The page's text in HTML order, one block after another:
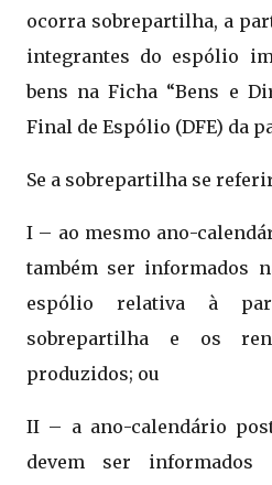
ocorra sobrepartilha, a
integrantes do espólio
bens na Ficha “Bens e
Final de Espólio (DFE) da
Se a sobrepartilha se
I – ao mesmo ano-
também ser informados
espólio relativa à
sobrepartilha e os
produzidos; ou
II – a ano-calendário
devem ser informados